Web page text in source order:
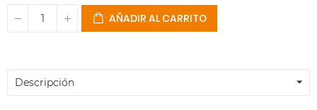
AÑADIR AL CARRITO
Descripción